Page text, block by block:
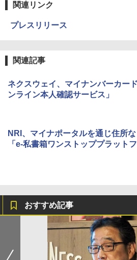
関連リンク
プレスリリース
関連記事
ネクスウェイ、マイナンバーカー
ンライン本人確認サービス」
NRI、マイナポータルを通じ住所
「e-私書箱ワンストッププラット
おすすめ記事